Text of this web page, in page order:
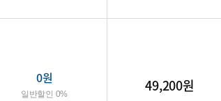
0원
일반할인 0% 49,200원